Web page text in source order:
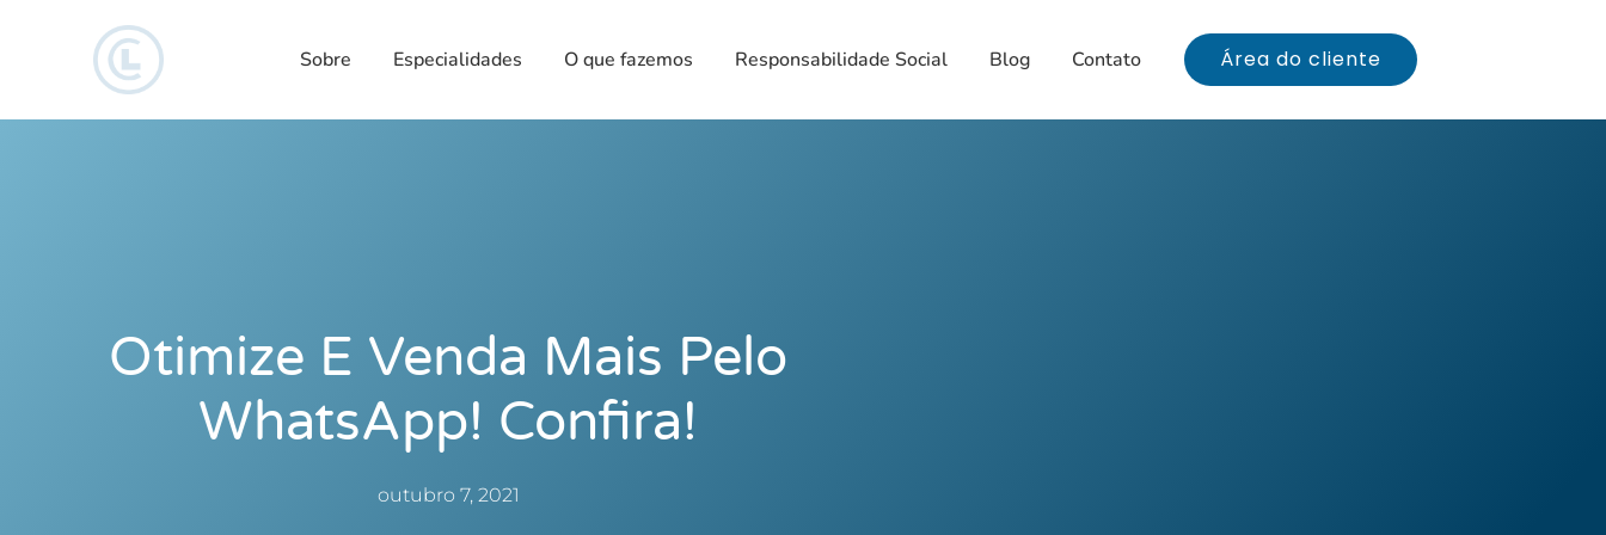
Sobre Especialidades O que fazemos Responsabilidade Social Blog Contato Área do cliente
Otimize E Venda Mais Pelo
WhatsApp! Confira!
outubro 7, 2021